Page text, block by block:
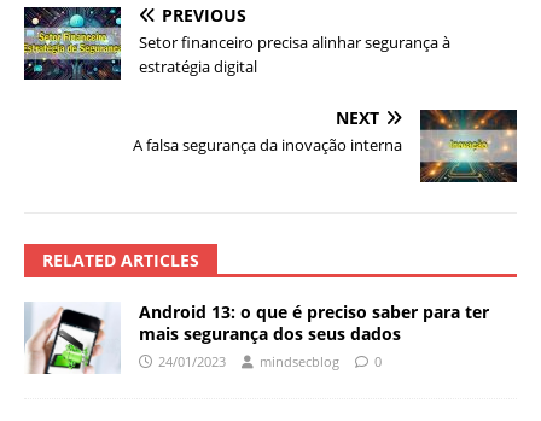
PREVIOUS
Setor financeiro precisa alinhar segurança à
estratégia digital
NEXT
A falsa segurança da inovação interna
RELATED ARTICLES
Android 13: o que é preciso saber para ter
mais segurança dos seus dados
24/01/2023 mindsecblog 0